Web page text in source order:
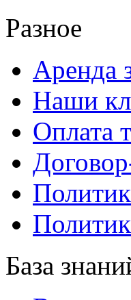
Разное
Аренда
Наши
Оплата
База